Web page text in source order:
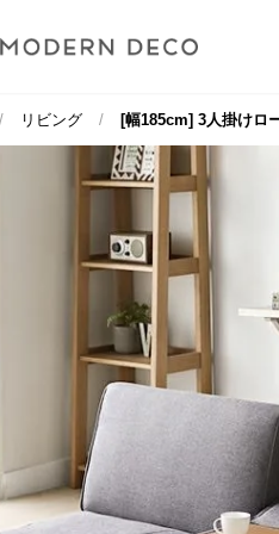
リビング [幅185cm] 3人掛けロ